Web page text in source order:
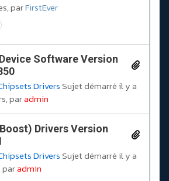
parFirstEver
Software Version
DriversSujet démarré il y a
paradmin
Drivers Version
DriversSujet démarré il y a
paradmin